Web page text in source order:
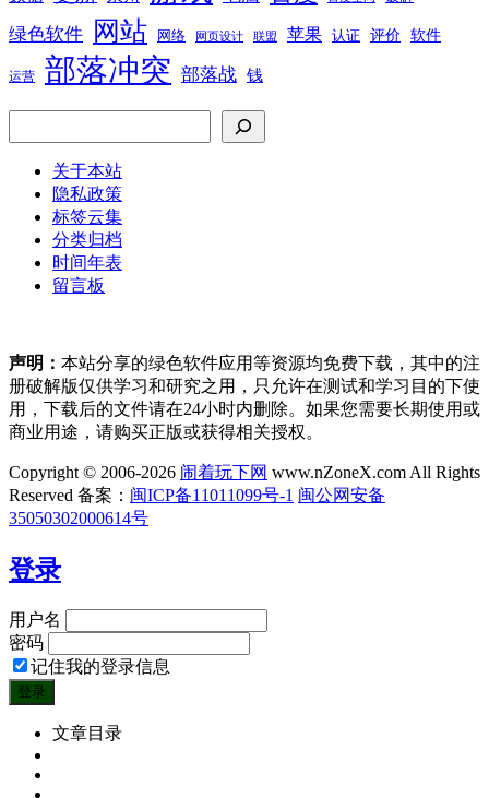
绿色软件 网站 网络 网页设计 联盟 苹果 认证 评价 软件
运营 部落冲突 部落战 钱
关于本站
隐私政策
标签云集
分类归档
时间年表
留言板
声明： 本站分享的绿色软件应用等资源均免费下载，其中的注
册破解版仅供学习和研究之用，只允许在测试和学习目的下使
用，下载后的文件请在24小时内删除。如果您需要长期使用或
商业用途，请购买正版或获得相关授权。
Copyright © 2006-2026 闹着玩下网 www.nZoneX.com All Rights
Reserved 备案： 闽ICP备11011099号-1 闽公网安备
35050302000614号
登录
用户名
密码
记住我的登录信息
文章目录